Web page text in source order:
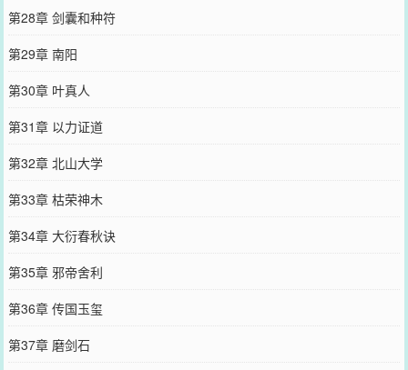
第28章 剑囊和种符
第29章 南阳
第30章 叶真人
第31章 以力证道
第32章 北山大学
第33章 枯荣神木
第34章 大衍春秋诀
第35章 邪帝舍利
第36章 传国玉玺
第37章 磨剑石